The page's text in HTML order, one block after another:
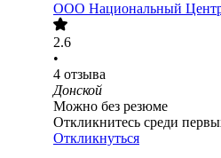
ООО Национальный
2.6
•
4 отзыва
Донской
Можно без резюме
Откликнитесь среди
Откликнуться